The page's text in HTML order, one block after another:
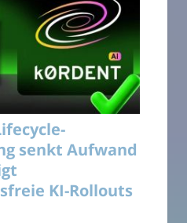
senkt Aufwand
KI-Rollouts